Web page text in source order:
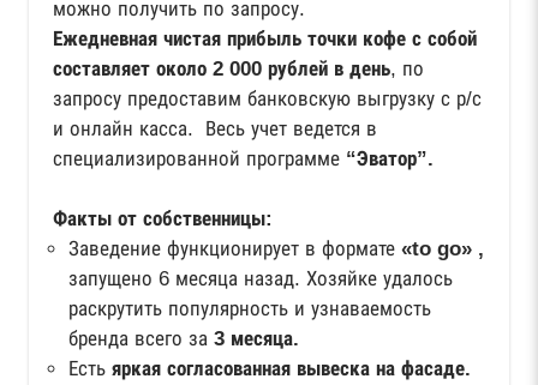
можно получить по запросу.
Ежедневная чистая прибыль точки кофе с собой
составляет около 2 000 рублей в день, по
запросу предоставим банковскую выгрузку с р/с
и онлайн касса. Весь учет ведется в
специализированной программе “Эватор”.
Факты от собственницы:
Заведение функционирует в формате «to go» ,
запущено 6 месяца назад. Хозяйке удалось
раскрутить популярность и узнаваемость
бренда всего за 3 месяца.
Есть яркая согласованная вывеска на фасаде.